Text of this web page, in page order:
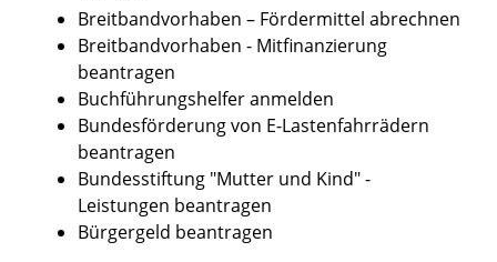
Breitbandvorhaben – Fördermittel abrechnen
Breitbandvorhaben - Mitfinanzierung
beantragen
Buchführungshelfer anmelden
Bundesförderung von E-Lastenfahrrädern
beantragen
Bundesstiftung "Mutter und Kind" -
Leistungen beantragen
Bürgergeld beantragen